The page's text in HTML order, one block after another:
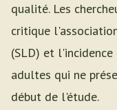
qualité. Les
critique
(SLD) et l'incidence
adultes qui ne
début de l'étude.